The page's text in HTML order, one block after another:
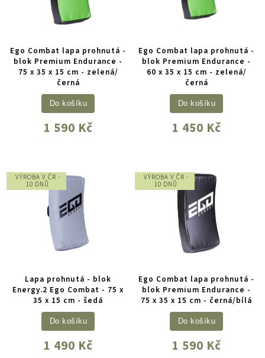
Ego Combat lapa prohnutá -
blok Premium Endurance -
75 x 35 x 15 cm - zelená/
černá
1 590 Kč
Do košíku
Ego Combat lapa prohnutá -
blok Premium Endurance -
60 x 35 x 15 cm - zelená/
černá
1 450 Kč
Do košíku
VÝROBA V ČR -
10 DNŮ
Lapa prohnutá - blok
Energy.2 Ego Combat - 75 x
35 x 15 cm - šedá
1 490 Kč
Do košíku
VÝROBA V ČR -
10 DNŮ
Ego Combat lapa prohnutá -
blok Premium Endurance -
75 x 35 x 15 cm - černá/bílá
1 590 Kč
Do košíku